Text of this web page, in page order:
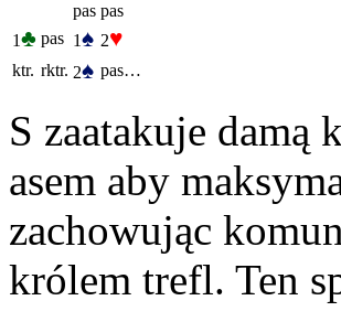
pas pas
1♣ pas 1♠ 2♥
ktr. rktr. 2♠ pas…
S zaatakuje damą
asem aby
zachowując
królem trefl. Ten